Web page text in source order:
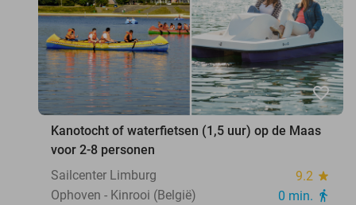
favorite_border
Kanotocht of waterfietsen (1,5 uur) op de Maas
voor 2-8 personen
Sailcenter Limburg
9.2 star
Ophoven - Kinrooi (België) 0 min. directions_walk